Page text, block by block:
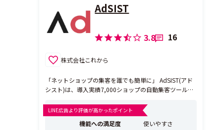
AdSIST
3.8 16
株式会社これから
「ネットショップの集客を誰でも簡単に」 AdSIST(アド
シスト)は、導入実績7,000ショップの自動集客ツールで
といった主要ショッピングカートと連携しており、簡単
な登録作業だけで、ご利用いただくことが可能です。 そ
して、専門的な知...
LINE広告より評価が高かったポイント
機能への満足度
使いやすさ